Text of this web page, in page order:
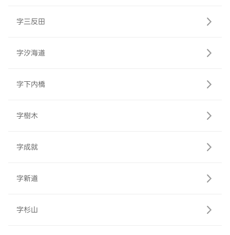
字三反田
字汐海道
字下内橋
字樹木
字成就
字新道
字杉山